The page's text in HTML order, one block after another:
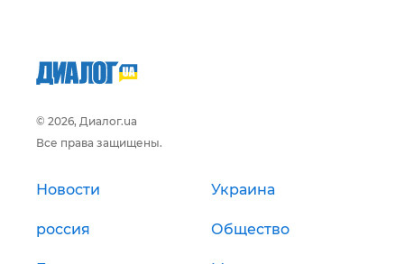
© 2026, Диалог.ua
Все права защищены.
Новости Украина
россия Общество